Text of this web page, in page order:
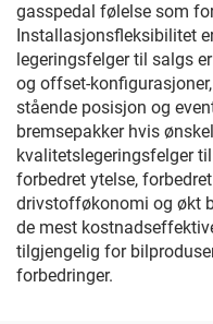
gasspedal følelse som
Installasjonsfleksibilitet
legeringsfelger til salgs
og offset-
stående posisjon og
bremsepakker hvis
kvalitetslegeringsfelger
forbedret ytelse,
drivstofføkonomi og økt
de mest
tilgjengelig for
forbedringer.